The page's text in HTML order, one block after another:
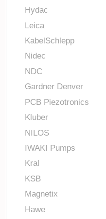
Hydac
Leica
KabelSchlepp
Nidec
NDC
Gardner Denver
PCB Piezotronics
Kluber
NILOS
IWAKI Pumps
Kral
KSB
Magnetix
Hawe